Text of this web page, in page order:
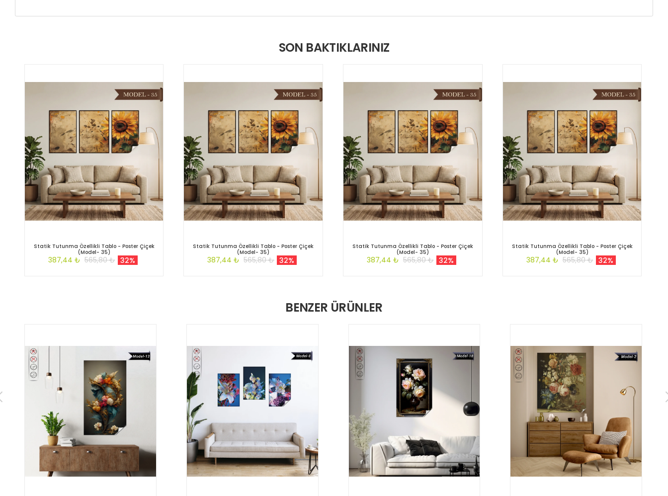
SON BAKTIKLARINIZ
Statik Tutunma Özellikli Tablo - Poster Çiçek
(Model- 35)
387,44 ₺ 565,80 ₺ 32%
Statik Tutunma Özellikli Tablo - Poster Çiçek
(Model- 35)
387,44 ₺ 565,80 ₺ 32%
Statik Tutunma Özellikli Tablo - Poster Çiçek
(Model- 35)
387,44 ₺ 565,80 ₺ 32%
Statik Tutunma Özellikli Tablo - Poster Çiçek
(Model- 35)
387,44 ₺ 565,80 ₺ 32%
BENZER ÜRÜNLER